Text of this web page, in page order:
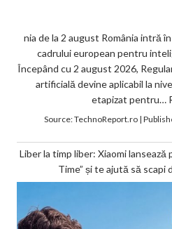
nia de la 2 august România intră
cadrului european pentru
Începând cu 2 august 2026,
artificială devine aplicabil la
etapizat pentru…
Source:TechnoReport.ro|
Liber la timp liber: Xiaomi lansează
Time” și te ajută să scapi